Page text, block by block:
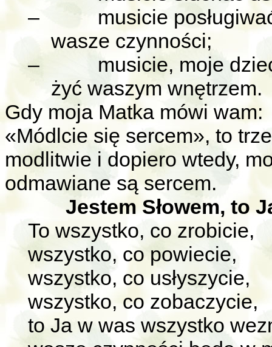
–
musicie
wasze czynności;
–
musicie, moje
żyć waszym wnętrzem.
Gdy moja Matka mówi wam:
«Módlcie się sercem», to
modlitwie i dopiero wtedy,
odmawiane są sercem.
Jestem Słowem, to
To wszystko, co zrobicie,
wszystko, co powiecie,
wszystko, co usłyszycie,
wszystko, co zobaczycie,
to Ja w was wszystko